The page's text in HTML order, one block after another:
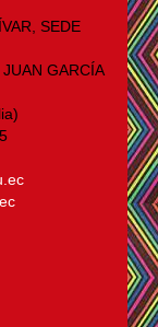
SEDE
GARCÍA